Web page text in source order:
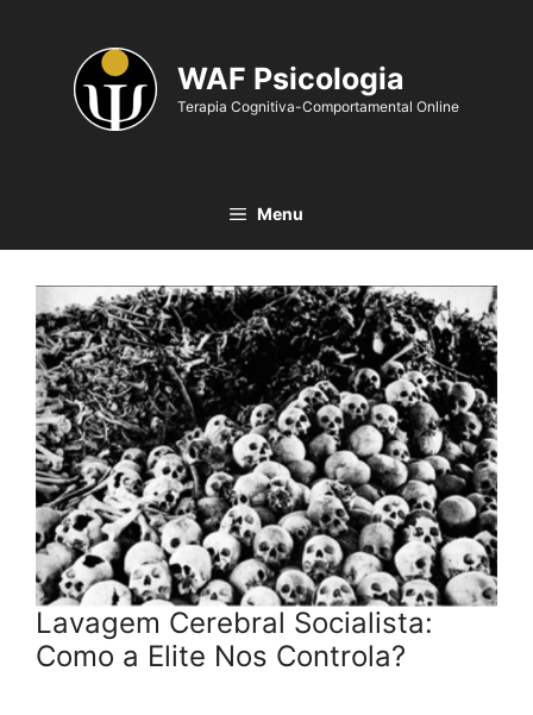
WAF Psicologia
Terapia Cognitiva-Comportamental Online
Menu
Lavagem Cerebral Socialista:
Como a Elite Nos Controla?